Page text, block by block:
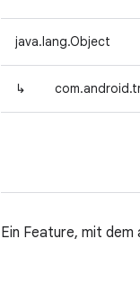
java.lang.Object
↳
Ein Feature, mit